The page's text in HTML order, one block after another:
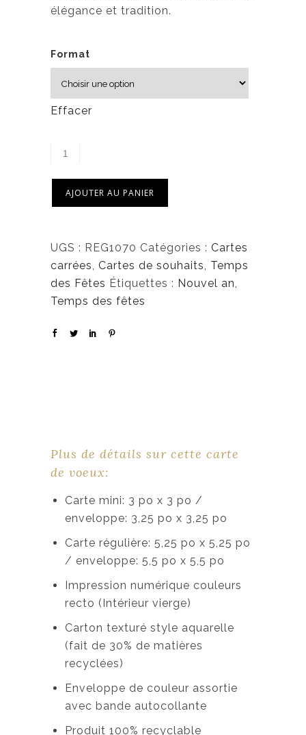
$
élégance et tradition.
Format
Effacer
AJOUTER AU PANIER
UGS : REG1070 Catégories : Cartes
carrées, Cartes de souhaits, Temps
des Fêtes Étiquettes : Nouvel an,
Temps des fêtes
Plus de détails sur cette carte
de voeux:
Carte mini: 3 po x 3 po /
enveloppe: 3,25 po x 3,25 po
Carte régulière: 5,25 po x 5,25 po
/ enveloppe: 5,5 po x 5,5 po
Impression numérique couleurs
recto (Intérieur vierge)
Carton texturé style aquarelle
(fait de 30% de matières
recyclées)
Enveloppe de couleur assortie
avec bande autocollante
Produit 100% recyclable